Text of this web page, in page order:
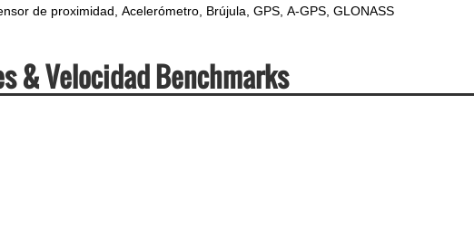
de proximidad Acelerómetro Brújula GPS A-GPS GLONASS
& Velocidad Benchmarks